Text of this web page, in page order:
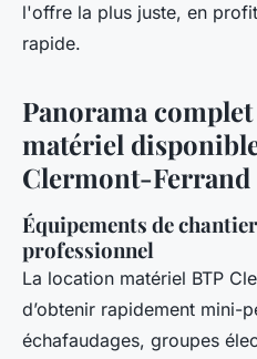
l'offre la plus juste, en
rapide.
Panorama
matériel
Clermont-Ferrand
Équipements de
professionnel
La location matériel BTP
d’obtenir rapidement mini-
échafaudages, groupes